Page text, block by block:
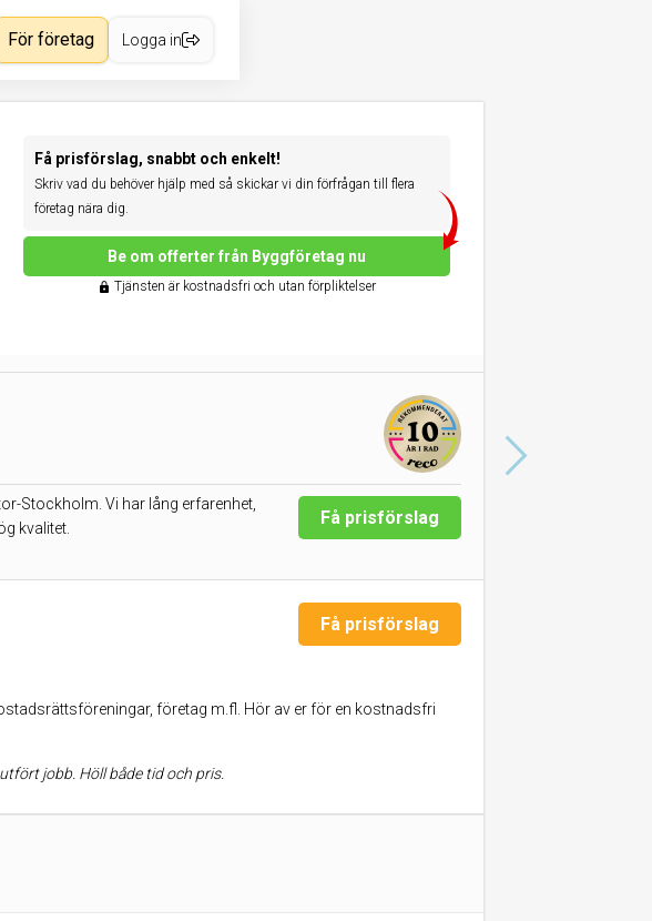
För företag Logga in
Få prisförslag, snabbt och enkelt!
Skriv vad du behöver hjälp med så skickar vi din förfrågan till flera
företag nära dig.
Be om offerter från Byggföretag nu
Tjänsten är kostnadsfri och utan förpliktelser
Stockholm. Vi har lång erfarenhet,
kvalitet.
Få prisförslag
Få prisförslag
företag m.fl. Hör av er för en kostnadsfri
jobb. Höll både tid och pris.